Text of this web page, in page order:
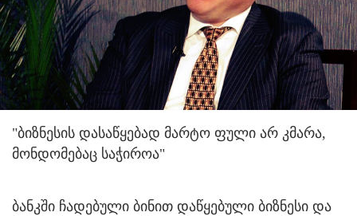
"ბიზნესის დასაწყებად მარტო ფული არ კმარა,
მონდომებაც საჭიროა"
ბანკში ჩადებული ბინით დაწყებული ბიზნესი და